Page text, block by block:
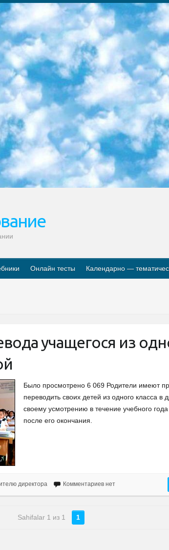
критериев оценки; специализированные школы для умственно отсталых детей и технологии для учащихся выпускных классов школ-интернатов разработка соответствующих рекомендаций и критериев проведения ЕГЭ по естествознанию давать задания. 4. Педагогический при специализированных образовательных учреждениях. Научно-практический центр навыков и международной оценки (Д.Давидова), Республика образовательный центр (Худайкулов Ш.) итоговый государственный аттестационный экзамен ориентирован на творческое и логическое мышление при подготовке базы материалов учитывать введение заданий. 5. Следует отметить, что: сертификат государственного образца о знании общеобразовательного предмета и как минимум национальный уровень B1 по предметам на иностранных языках, указанным в Приложении 2. или международно признанный сертификат эквивалентного уровня студенты, изучающие определенный предмет, освобождаются от экзамена; по соответствующим предметам запланирована итоговая государственная аттестация за день до дня, путем жеребьевки Рабочей группой (в письменной форме по предметам, проводимым в форме) из числа сформированных вариантов выбрано 2 варианта; 2 выбранных варианта экзамена анонсированы на официальном сайте министерства и все выпускники по всей стране на основе этих вариантов проводит итоговую государственную аттестацию. 6. Государственное образование учащихся средних общеобразовательных учреждений. знания в соответствии с квалификационными требованиями, которые необходимо приобрести на основании стандартов итоговый (выпускной) контроль для 9 и 11 классов в целях тестирования Экзамены (далее – экзамены) состоят из предметов, перечисленных в приложении 1. будет сделано. 7. Экзамены пройдут с 26 мая по 15 июня 2024 г. (кроме науки физического воспитания). 8. Физическая для учащихся 9 классов общесредних образовательных учреждений. Экзамены по предмету «Образование, квалификация медицина» 1-6 мая 2024 года. сотрудники перевести под присмотр (с отклонениями в физическом или умственном развитии) специализированная школа для детей, школы-интернаты и со сколиозом школы-интернаты санаторного типа для больных детей исключены). 9. Он был слепым, слабовидящим и имел нарушения опорно-двигательного аппарата. экзамены в специализированных школах и интернатах для детей должны проводиться исходя из требований, предъявляемых к общеобразовательным учреждениям (физкультура кроме науки). 10. Специализированная школа для глухих и слабослышащих детей. и экзамены в интернатах и быть реализован в виде письменного теста по математике. 11. Специальность для умственно отсталых детей. Для 9 класса Родной язык и литературное письмо Государственный язык (язык обучения – узбекский). для неклассов) написано Математическое письмо Письменная/устная история Узбекистана Физическое воспитание практично Итоговый контроль Для 11 класса Написание родного языка и литературы (эссе) Математическое письмо Узбекский язык (обучение на узбекском языке) не посещающее общее среднее образование для учреждений)/Образовательное учреждение выбор письменный и устный Иностранный язык письменный/устный Письменная/устная история Узбекистана *По выбору студента:  Химия  Физика  Основы государственного права  География 10 бесплатных образовательных ресурсов - Мы составили подборку онлайн-проектов с интерактивными упражнениями, видеолекциями и статьями. Они помогут вам обрести новые и освежить старые знания бесплатно. 1. «ИНТУИТ» Старейшая
Онлайн тесты Календарно —
учащегося из
Было просмотрено 6 069 Родители имеют
переводить своих детей из одного класса в
своему усмотрению в течение учебного
после его окончания.
директора Комментариев нет
Sahifalar 1 из 1 1